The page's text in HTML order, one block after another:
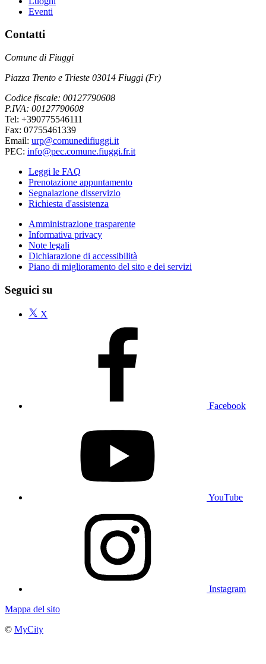
Eventi
Contatti
Comune di Fiuggi
Piazza Trento e Trieste 03014 Fiuggi (Fr)
Codice fiscale: 00127790608
P.IVA: 00127790608
Tel: +390775546111
Fax: 07755461339
Email: urp@comunedifiuggi.it
PEC: info@pec.comune.fiuggi.fr.it
Leggi le FAQ
Prenotazione appuntamento
Segnalazione disservizio
Richiesta d'assistenza
Amministrazione trasparente
Informativa privacy
Note legali
Dichiarazione di accessibilità
Piano di miglioramento del sito e dei servizi
Seguici su
X
Facebook
YouTube
Instagram
Mappa del sito
© MyCity